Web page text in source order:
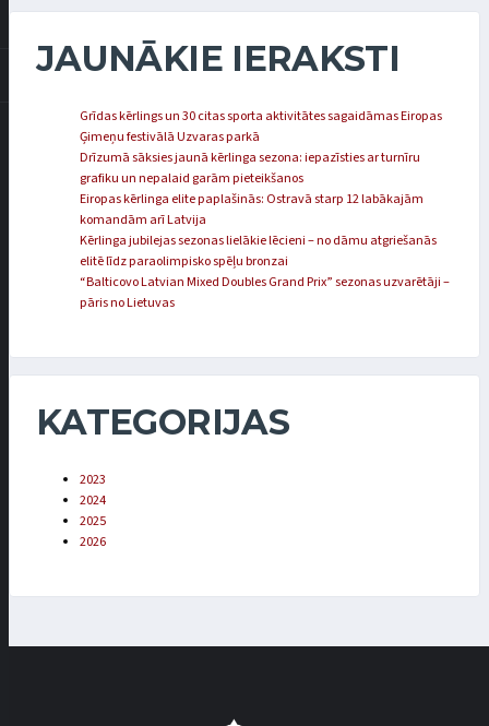
JAUNĀKIE IERAKSTI
Grīdas kērlings un 30 citas sporta aktivitātes sagaidāmas Eiropas
Ģimeņu festivālā Uzvaras parkā
Drīzumā sāksies jaunā kērlinga sezona: iepazīsties ar turnīru
grafiku un nepalaid garām pieteikšanos
Eiropas kērlinga elite paplašinās: Ostravā starp 12 labākajām
komandām arī Latvija
Kērlinga jubilejas sezonas lielākie lēcieni – no dāmu atgriešanās
elitē līdz paraolimpisko spēļu bronzai
“Balticovo Latvian Mixed Doubles Grand Prix” sezonas uzvarētāji –
pāris no Lietuvas
KATEGORIJAS
2023
2024
2025
2026